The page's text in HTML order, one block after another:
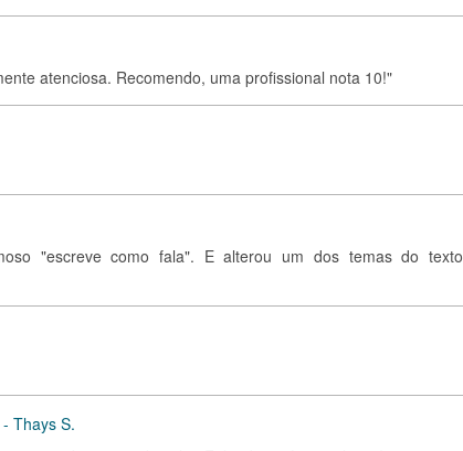
atenciosa. Recomendo, uma profissional nota 10!"
"escreve como fala". E alterou um dos temas do texto
Thays S.